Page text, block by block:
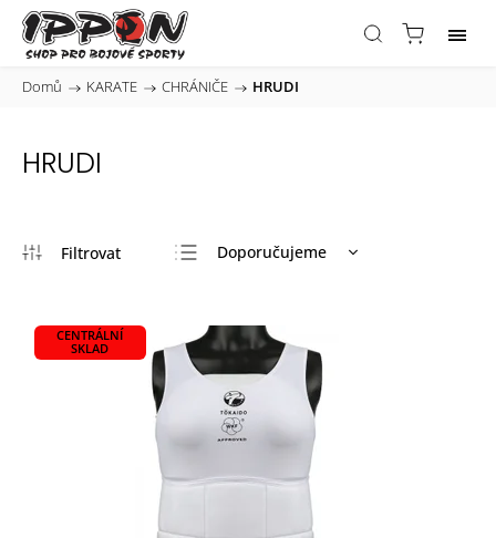
Domů / KARATE / CHRÁNIČE / HRUDI
HRUDI
Doporučujeme
Nejdražší
Nejprodávanější
Abecedně
CENTRÁLNÍ
SKLAD